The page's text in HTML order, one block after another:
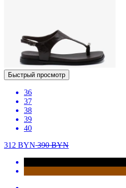
Быстрый просмотр
36
37
38
39
40
312 BYN390BYN